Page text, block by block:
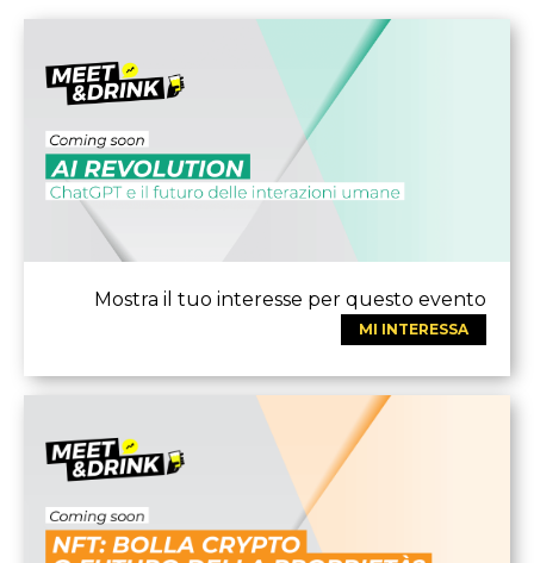
Mostra il tuo interesse per questo evento
MI INTERESSA